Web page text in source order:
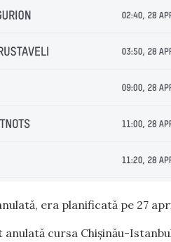
era planificată pe 27
cursa Chișinău-